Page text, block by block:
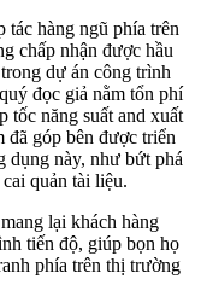
tác hàng ngũ phía trên
chấp nhận được hầu
dự án công trình
đọc giả nằm tổn phí
tốc năng suất and xuất
đã góp bên được triển
dụng này, như bứt phá
quản tài liệu.
lại khách hàng
tiến độ, giúp bọn họ
phía trên thị trường